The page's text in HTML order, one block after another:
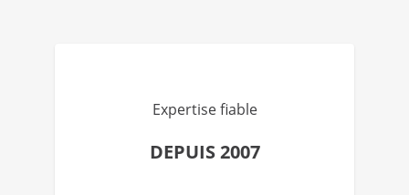
Expertise fiable
DEPUIS 2007